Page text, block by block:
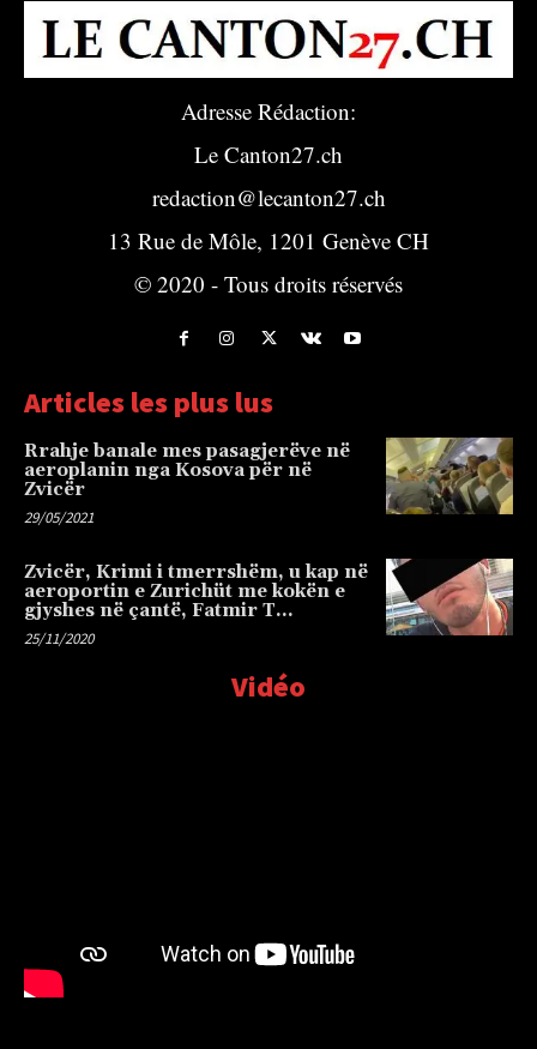
Adresse Rédaction:
Le Canton27.ch
redaction@lecanton27.ch
13 Rue de Môle, 1201 Genève CH
© 2020 - Tous droits réservés
Articles les plus lus
Rrahje banale mes pasagjerëve në
aeroplanin nga Kosova për në
Zvicër
29/05/2021
Zvicër, Krimi i tmerrshëm, u kap në
aeroportin e Zurichüt me kokën e
gjyshes në çantë, Fatmir T…
25/11/2020
Vidéo